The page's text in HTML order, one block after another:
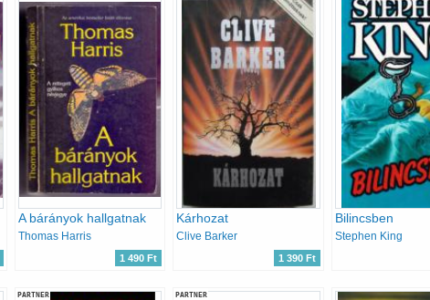
A bárányok hallgatnak
Thomas Harris
1 490 Ft
Kárhozat
Clive Barker
1 390 Ft
Bilincsben
Stephen King
PARTNER PARTNER